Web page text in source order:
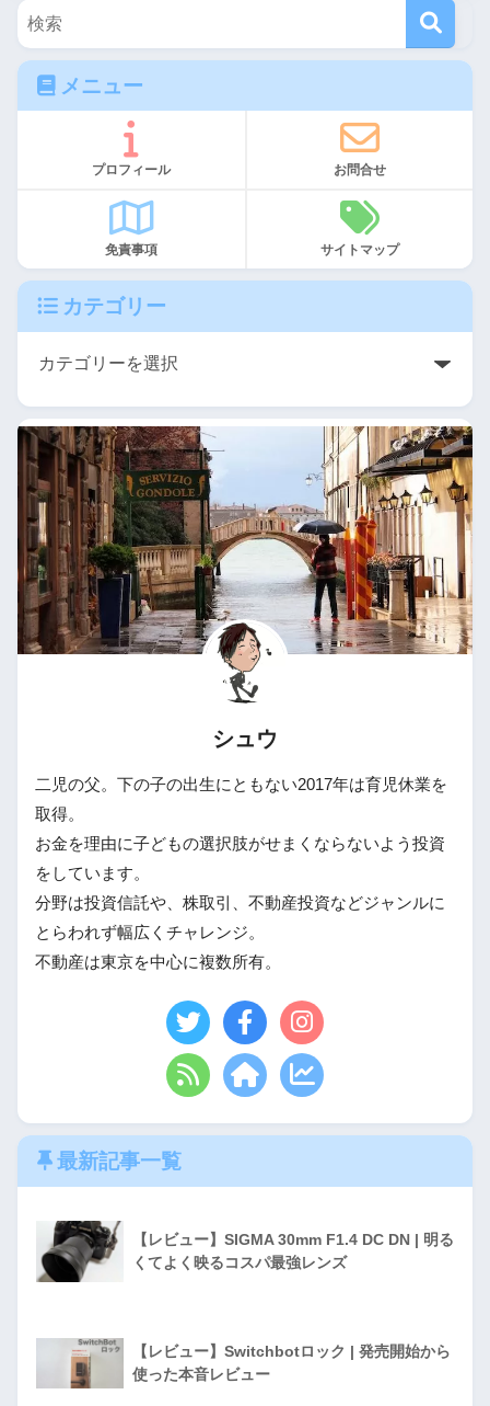
メニュー
プロフィール お問合せ
免責事項 サイトマップ
カテゴリー
シュウ
二児の父。下の子の出生にともない2017年は育児休業を
取得。
お金を理由に子どもの選択肢がせまくならないよう投資
をしています。
分野は投資信託や、株取引、不動産投資などジャンルに
とらわれず幅広くチャレンジ。
不動産は東京を中心に複数所有。
最新記事一覧
【レビュー】SIGMA 30mm F1.4 DC DN | 明る
くてよく映るコスパ最強レンズ
【レビュー】Switchbotロック | 発売開始から
使った本音レビュー